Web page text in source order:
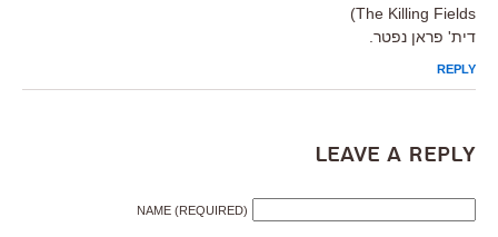
The Killing Fields)
דית' פראן נפטר.
REPLY
Leave a Reply
NAME (REQUIRED)